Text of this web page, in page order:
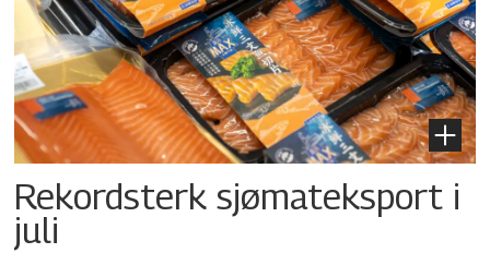
Rekordsterk sjømateksport i
juli